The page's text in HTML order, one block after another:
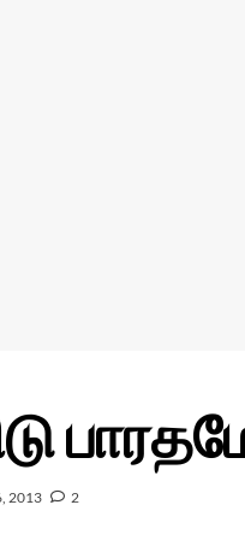
2013 2